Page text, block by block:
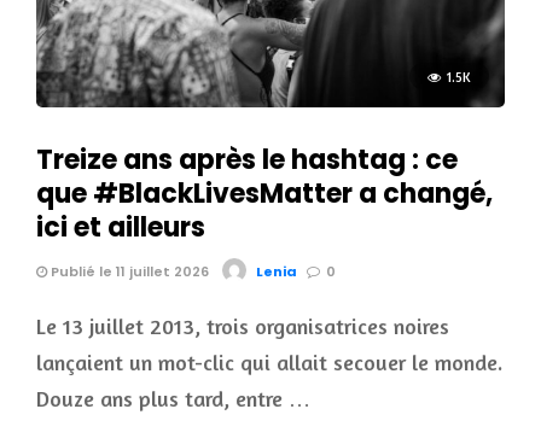
1.5K
Treize ans après le hashtag : ce
que #BlackLivesMatter a changé,
ici et ailleurs
Publié le 11 juillet 2026 Lenia 0
Le 13 juillet 2013, trois organisatrices noires
lançaient un mot-clic qui allait secouer le monde.
Douze ans plus tard, entre …